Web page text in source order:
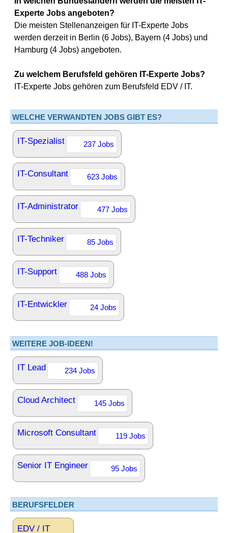
Experte Jobs angeboten?
Die meisten Stellenanzeigen für IT-Experte Jobs
werden derzeit in Berlin (6 Jobs), Bayern (4 Jobs) und
Hamburg (4 Jobs) angeboten.
Zu welchem Berufsfeld gehören IT-Experte Jobs?
IT-Experte Jobs gehören zum Berufsfeld EDV / IT.
WELCHE VERWANDTEN JOBS GIBT ES?
IT-Spezialist 237 Jobs
IT-Consultant 623 Jobs
IT-Administrator 477 Jobs
IT-Techniker 85 Jobs
IT-Support 488 Jobs
IT-Entwickler 24 Jobs
WEITERE JOB-IDEEN!
IT Lead 234 Jobs
Cloud Architect 145 Jobs
Microsoft Consultant 119 Jobs
Senior IT Engineer 95 Jobs
BERUFSFELDER
EDV / IT